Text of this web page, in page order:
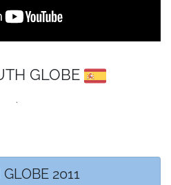
GLOBE
.
2011